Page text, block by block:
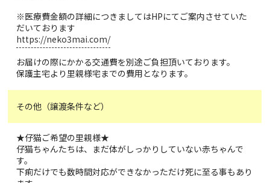
※医療費金額の詳細につきましてはHPにてご案内させていた
だいております
https://neko3mai.com/
お届けの際にかかる交通費を別途ご負担頂いております。
保護主宅より里親様宅までの費用となります。
その他（譲渡条件など）
★仔猫ご希望の里親様★
仔猫ちゃんたちは、まだ体がしっかりしていない赤ちゃんで
す。
下痢だけでも数時間対応ができなかっただけ死に至る事もあり